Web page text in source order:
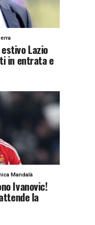
Lazio
in entrata e
Mandalà
Ivanovic!
la